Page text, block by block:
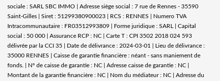
sociale : SARL SBC IMMO | Adresse siège social : 7 rue de Rennes - 35590
Saint-Gilles | Siret : 51299380900023 | RCS : RENNES | Numero TVA
Intracommunautaire : FR03512993809 | Forme juridique : SARL | Capital
social : 50 000 | Assurance RCP : NC | Carte T : CPI 3502 2018 024 593
délivrée par la CCI 35 | Date de délivrance : 2024-03-01 | Lieu de délivrance :
35000 RENNES | Caisse de garantie financière : néant - sans maniement de
fonds. | N° de caisse de garantie : NC | Adresse caisse de garantie : NC |
Montant de la garantie financière : NC | Nom du médiateur : NC | Adresse du